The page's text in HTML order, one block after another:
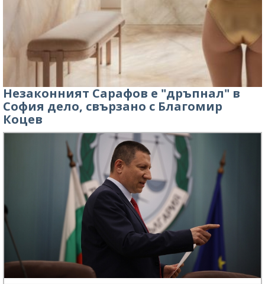
Незаконният Сарафов е "дръпнал" в
София дело, свързано с Благомир
Коцев